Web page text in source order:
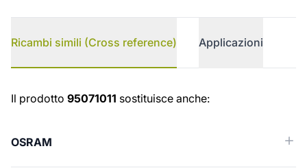
Ricambi simili (Cross reference) Applicazioni
Ricambi simili (Cross reference)
Il prodotto 95071011 sostituisce anche:
OSRAM